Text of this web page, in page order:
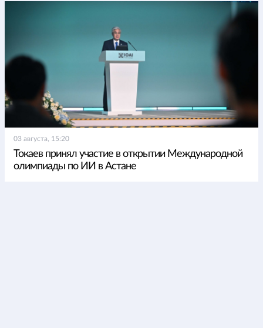
03 августа, 15:20
Токаев принял участие в открытии Международной
олимпиады по ИИ в Астане